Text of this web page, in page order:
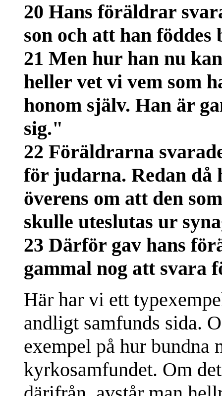
20 Hans föräldrar
son och att han föddes
21 Men hur han nu
heller vet vi vem som
honom själv. Han är
sig."
22 Föräldrarna
för judarna. Redan då
överens om att den
skulle uteslutas ur
23 Därför gav hans
gammal nog att svara
Här har vi ett
andligt samfunds sida.
exempel på hur bundna
kyrkosamfundet. Om